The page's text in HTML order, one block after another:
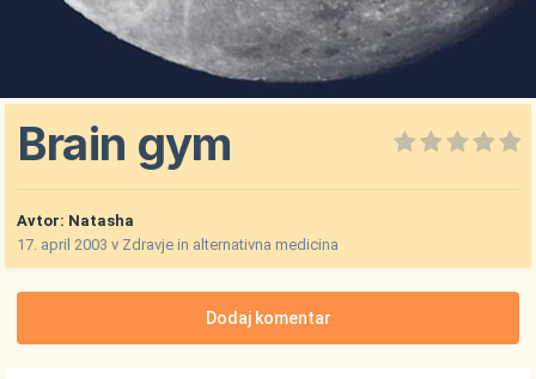
Brain gym
Avtor: Natasha
17. april 2003 v Zdravje in alternativna medicina
Dodaj komentar